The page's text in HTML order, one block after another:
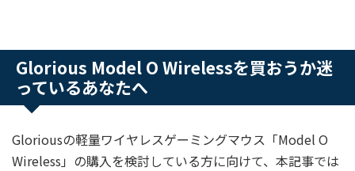
Glorious Model O Wirelessを買おうか迷
っているあなたへ
Gloriousの軽量ワイヤレスゲーミングマウス「Model O
Wireless」の購入を検討している方に向けて、本記事では